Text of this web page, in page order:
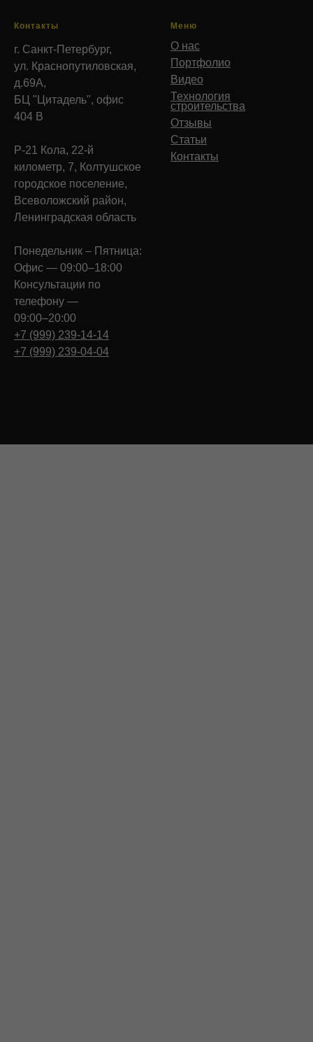
Контакты
г. Санкт-Петербург,
ул. Краснопутиловская,
д.69А,
БЦ "Цитадель", офис
404 В
Р-21 Кола, 22-й
километр, 7, Колтушское
городское поселение,
Всеволожский район,
Ленинградская область
Понедельник – Пятница:
Офис — 09:00–18:00
Консультации по
телефону —
09:00–20:00
+7 (999) 239-14-14
+7 (999) 239-04-04
Меню
О нас
Портфолио
Видео
Технология
строительства
Отзывы
Статьи
Контакты